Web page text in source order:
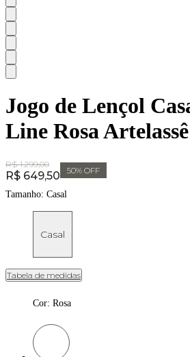
Jogo de Lençol
Line Rosa Artelassê
Original Price:
R$ 1.299,00
Price:
R$ 649,50 50% OFF
Tamanho: Casal
Casal
Tabela de medidas
Cor: Rosa
Cor: Rosa